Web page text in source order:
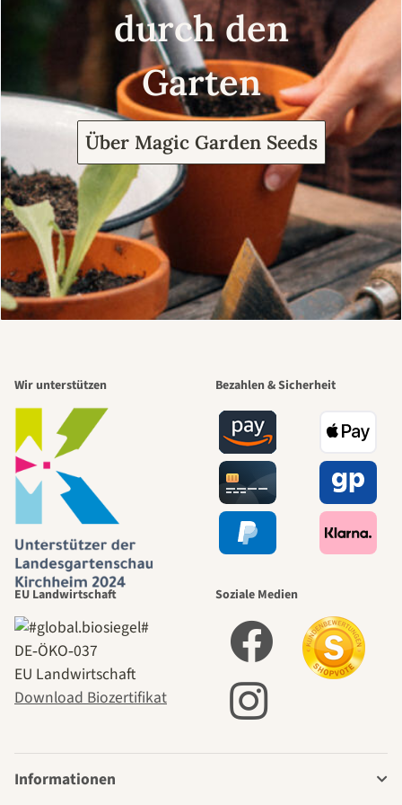
durch den
Garten
Über Magic Garden Seeds
Wir unterstützen Bezahlen & Sicherheit
EU Landwirtschaft
DE‑ÖKO‑037
EU Landwirtschaft
Download Biozertifikat
Soziale Medien
Informationen